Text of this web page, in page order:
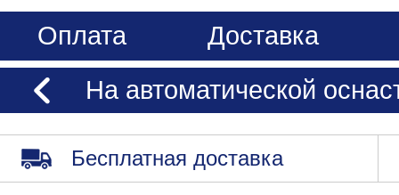
Оплата
Доставка
На автоматической
Бесплатная доставка